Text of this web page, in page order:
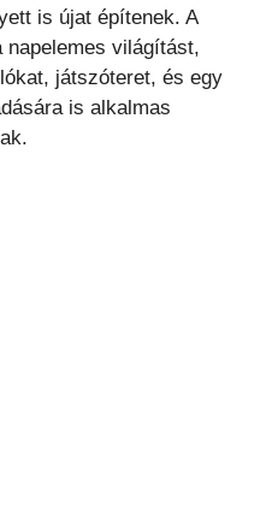
is újat építenek. A
napelemes világítást,
játszóteret, és egy
is alkalmas